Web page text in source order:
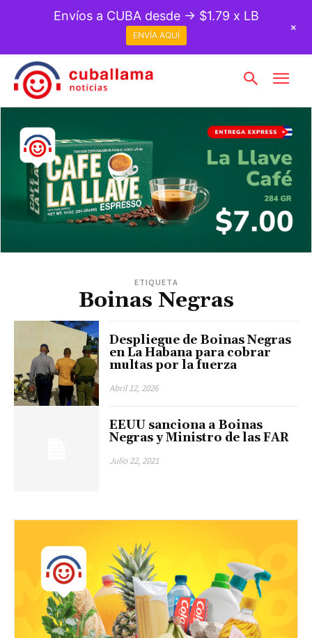
ETIQUETA
Boinas Negras
Despliegue de Boinas Negras
en La Habana para cobrar
multas por la fuerza
Abril 12, 2026
EEUU sanciona a Boinas
Negras y Ministro de las FAR
Julio 22, 2021
Envíos a CUBA desde → $1.79 x LB
ENVÍA AQUÍ
+